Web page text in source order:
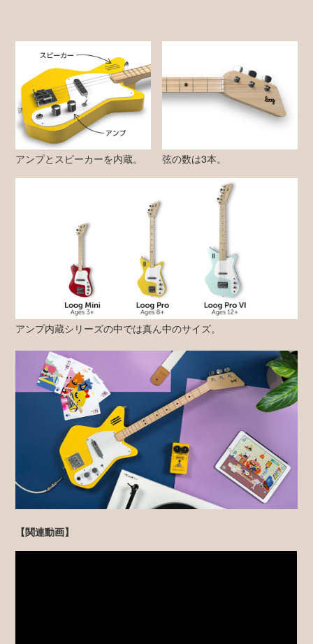
アンプとスピーカーを内蔵。 弦の数は3本。
アンプ内蔵シリーズの中では真ん中のサイズ。
【関連動画】